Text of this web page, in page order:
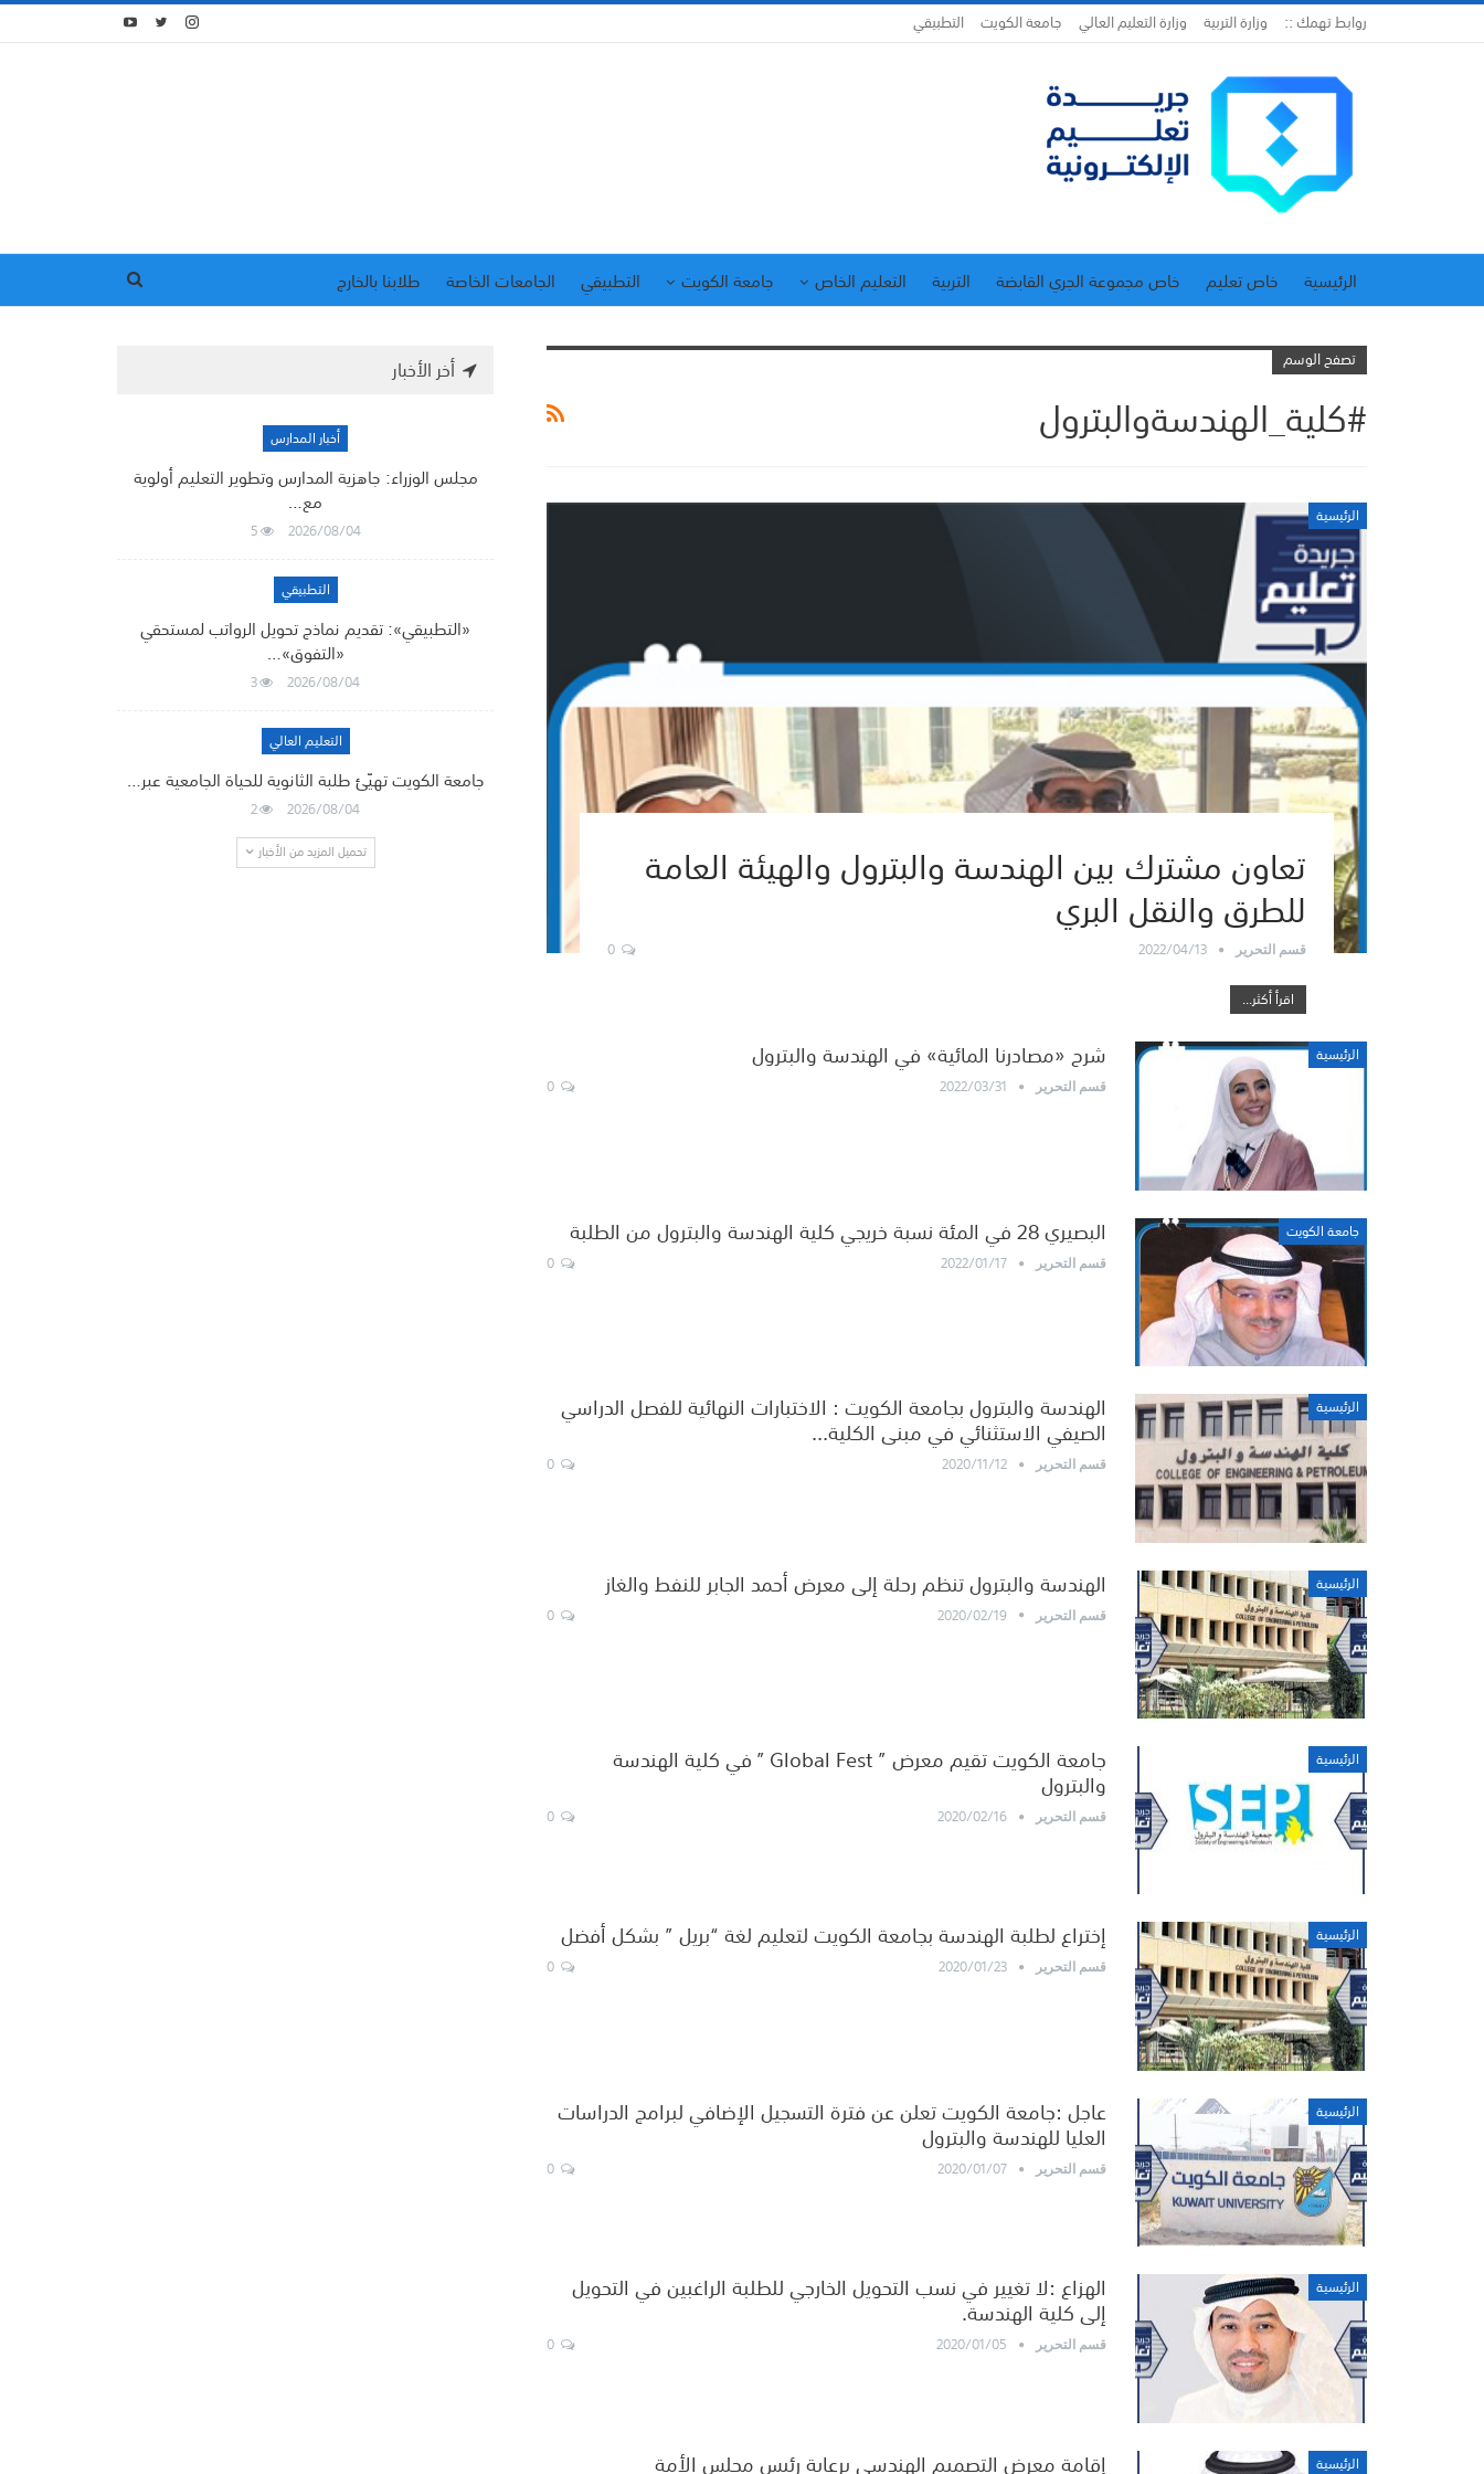
روابط تهمك :: وزارة التربية وزارة التعليم العالي جامعة الكويت التطبيقي
الرئيسية خاص تعليم خاص مجموعة الجري القابضة التربية التعليم الخاص جامعة الكويت التطبيقي الجامعات الخاصة
طلابنا بالخارج
تصفح الوسم
#كلية_الهندسةوالبترول
الرئيسية
تعاون مشترك بين الهندسة والبترول والهيئة العامة
للطرق والنقل البري
قسم التحرير 2022/04/13
اقرأ أكثر...
الرئيسية
شرح «مصادرنا المائية» في الهندسة والبترول
قسم التحرير 2022/03/31
جامعة الكويت البصيري 28 في المئة نسبة خريجي كلية الهندسة والبترول من الطلبة
قسم التحرير 2022/01/17
الرئيسية الهندسة والبترول بجامعة الكويت : الاختبارات النهائية للفصل الدراسي
الصيفي الاستثنائي في مبنى الكلية…
قسم التحرير 2020/11/12
الرئيسية الهندسة والبترول تنظم رحلة إلى معرض أحمد الجابر للنفط والغاز
قسم التحرير 2020/02/19
الرئيسية جامعة الكويت تقيم معرض ” Global Fest ” في كلية الهندسة
والبترول
قسم التحرير 2020/02/16
الرئيسية إختراع لطلبة الهندسة بجامعة الكويت لتعليم لغة “بريل ” بشكل أفضل
قسم التحرير 2020/01/23
الرئيسية عاجل :جامعة الكويت تعلن عن فترة التسجيل الإضافي لبرامج الدراسات
العليا للهندسة والبترول
قسم التحرير 2020/01/07
الرئيسية الهزاع :لا تغيير في نسب التحويل الخارجي للطلبة الراغبين في التحويل
إلى كلية الهندسة.
قسم التحرير 2020/01/05
الرئيسية إقامة معرض التصميم الهندسي برعاية رئيس مجلس الأمة
أخر الأخبار
أخبار المدارس
مجلس الوزراء: جاهزية المدارس وتطوير التعليم أولوية
مع…
2026/08/04
5
التطبيقي
«التطبيقي»: تقديم نماذج تحويل الرواتب لمستحقي
«التفوق»…
2026/08/04
3
التعليم العالي
جامعة الكويت تهيّئ طلبة الثانوية للحياة الجامعية عبر…
2026/08/04
2
تحميل المزيد من الأخبار